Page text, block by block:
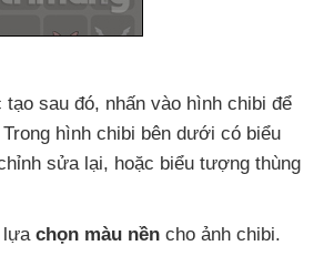
tạo sau đó, nhấn vào hình chibi để
hình chibi bên dưới có biểu
sửa lại, hoặc biểu tượng thùng
lựa chọn màu nền cho ảnh chibi.